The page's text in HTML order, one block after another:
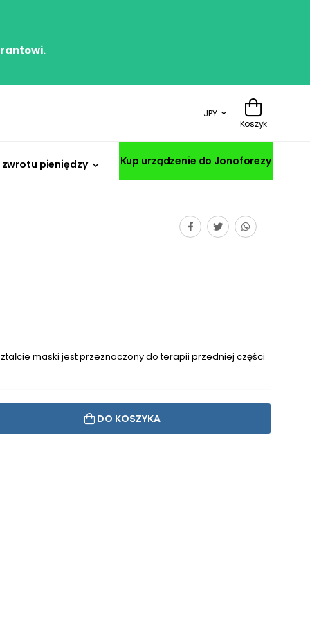
JPY
Koszyk
pieniędzy Kup urządzenie do Jonoforezy
maski jest przeznaczony do terapii przedniej części
DO KOSZYKA